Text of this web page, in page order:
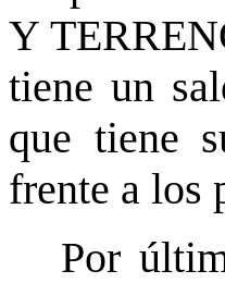
Y
tiene un
que tiene
frente a los
Por